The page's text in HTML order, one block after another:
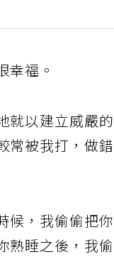
幸福。
就以建立威嚴的
常被我打，做錯
候，我偷偷把你
熟睡之後，我偷